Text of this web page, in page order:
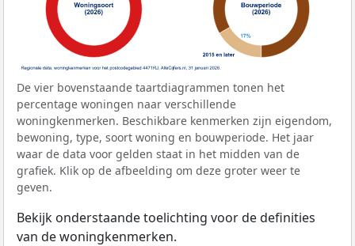
De vier bovenstaande taartdiagrammen tonen het
percentage woningen naar verschillende
woningkenmerken. Beschikbare kenmerken zijn eigendom,
bewoning, type, soort woning en bouwperiode. Het jaar
waar de data voor gelden staat in het midden van de
grafiek. Klik op de afbeelding om deze groter weer te
geven.
Bekijk onderstaande toelichting voor de definities
van de woningkenmerken.